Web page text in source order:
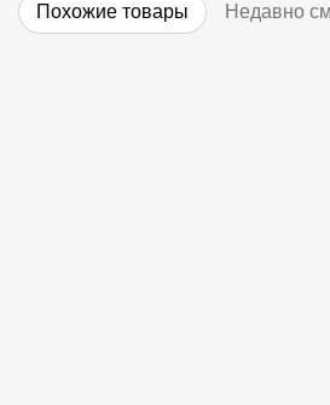
Похожие товары Недавно